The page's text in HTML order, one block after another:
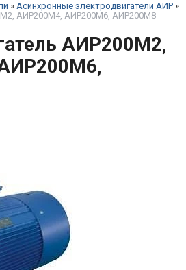
» Асинхронные электродвигатели АИР »
АИР200М4, АИР200М6, АИР200М8
АИР200М2,